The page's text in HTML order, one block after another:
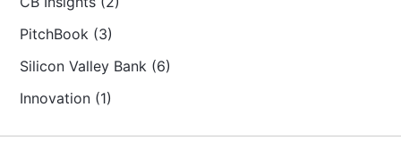
PitchBook (3)
Silicon Valley Bank (6)
Innovation (1)